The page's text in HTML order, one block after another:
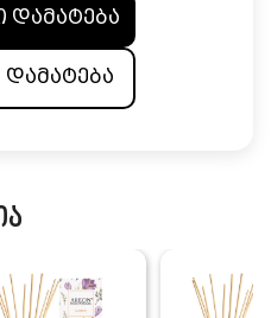
დამატება
დამატება